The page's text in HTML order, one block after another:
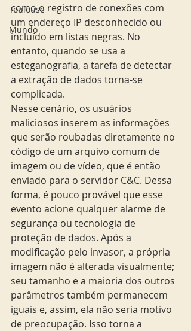
Toulouse
Mundo
como o registro de conexões com
um endereço IP desconhecido ou
incluído em listas negras. No
entanto, quando se usa a
esteganografia, a tarefa de detectar
a extração de dados torna-se
complicada.
Nesse cenário, os usuários
maliciosos inserem as informações
que serão roubadas diretamente no
código de um arquivo comum de
imagem ou de vídeo, que é então
enviado para o servidor C&C. Dessa
forma, é pouco provável que esse
evento acione qualquer alarme de
segurança ou tecnologia de
proteção de dados. Após a
modificação pelo invasor, a própria
imagem não é alterada visualmente;
seu tamanho e a maioria dos outros
parâmetros também permanecem
iguais e, assim, ela não seria motivo
de preocupação. Isso torna a